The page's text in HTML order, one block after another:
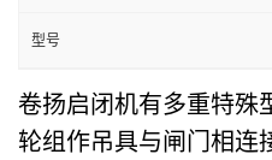
型号
卷扬启闭机有多重特殊
轮组作吊具与闸门相连